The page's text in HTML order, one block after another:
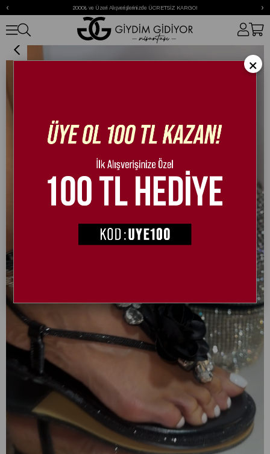
2000₺ ve Üzeri Alışverişlerinizde ÜCRETSİZ KARGO!
‹ ›
Rossem Sandalet Siyah
×